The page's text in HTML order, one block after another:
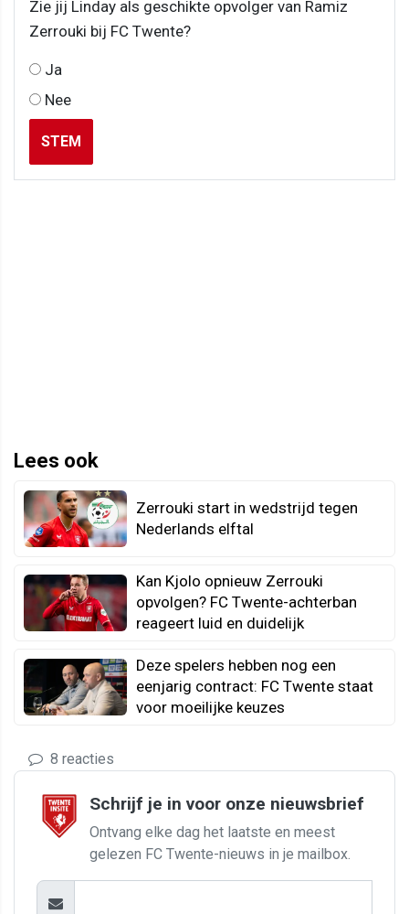
Zie jij Linday als geschikte opvolger van Ramiz
Zerrouki bij FC Twente?
Ja
Nee
STEM
Lees ook
Zerrouki start in wedstrijd tegen
Nederlands elftal
Kan Kjolo opnieuw Zerrouki
opvolgen? FC Twente-achterban
reageert luid en duidelijk
Deze spelers hebben nog een
eenjarig contract: FC Twente staat
voor moeilijke keuzes
8 reacties
Schrijf je in voor onze nieuwsbrief
Ontvang elke dag het laatste en meest
gelezen FC Twente-nieuws in je mailbox.